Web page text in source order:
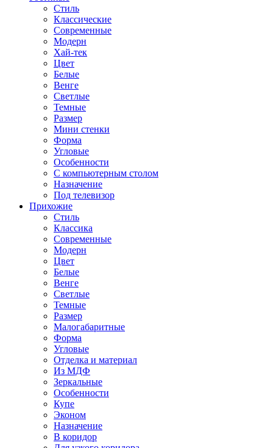
Стиль
Классические
Современные
Модерн
Хай-тек
Цвет
Белые
Венге
Светлые
Темные
Размер
Мини стенки
Форма
Угловые
Особенности
С компьютерным столом
Назначение
Под телевизор
Прихожие
Стиль
Классика
Современные
Модерн
Цвет
Белые
Венге
Светлые
Темные
Размер
Малогабаритные
Форма
Угловые
Отделка и материал
Из МДФ
Зеркальные
Особенности
Купе
Эконом
Назначение
В коридор